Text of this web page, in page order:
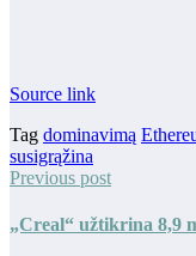
Source link
Tag dominavimą
susigrąžina
Previous post
„Creal“ užtikrina 8,9